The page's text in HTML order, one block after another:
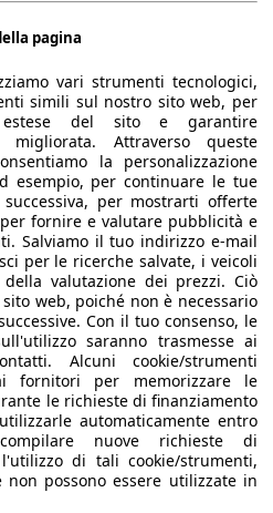
6
responsabilità per la correttezza
Torna su
il mercato auto europeo.
pagina
vari strumenti tecnologici,
simili sul nostro sito web, per
del sito e garantire
migliorata. Attraverso queste
la personalizzazione
esempio, per continuare le tue
per mostrarti offerte
fornire e valutare pubblicità e
Salviamo il tuo indirizzo e-mail
per le ricerche salvate, i veicoli
valutazione dei prezzi. Ciò
web, poiché non è necessario
Con il tuo consenso, le
saranno trasmesse ai
Alcuni cookie/strumenti
fornitori per memorizzare le
le richieste di finanziamento
automaticamente entro
nuove richieste di
di tali cookie/strumenti,
possono essere utilizzate in